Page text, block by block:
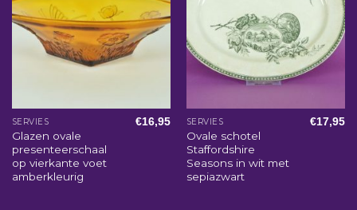
SERVIES
Glazen ovale
presenteerschaal
op vierkante voet
amberkleurig
€16,95 SERVIES
Ovale schotel
Staffordshire
Seasons in wit met
sepiazwart
€17,95